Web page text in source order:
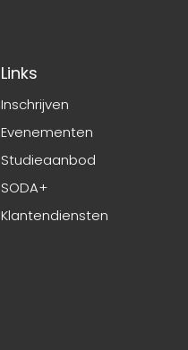
Links
Inschrijven
Evenementen
Studieaanbod
SODA+
Klantendiensten